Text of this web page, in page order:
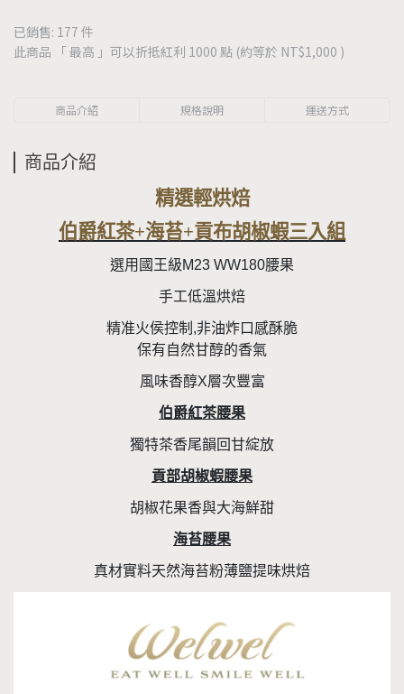
已銷售: 177 件
此商品 「 最高 」可以折抵紅利 1000 點 (約等於 NT$1,000 )
商品介紹 規格說明 運送方式
商品介紹
精選輕烘焙
伯爵紅茶+海苔+貢布胡椒蝦三入組
選用國王級M23 WW180腰果
手工低溫烘焙
精准火侯控制,非油炸口感酥脆
保有自然甘醇的香氣
風味香醇X層次豐富
伯爵紅茶腰果
獨特茶香尾韻回甘綻放
貢部胡椒蝦腰果
胡椒花果香與大海鮮甜
海苔腰果
真材實料天然海苔粉薄鹽提味烘焙